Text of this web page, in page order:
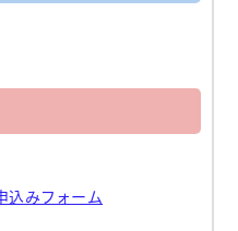
込みフォーム